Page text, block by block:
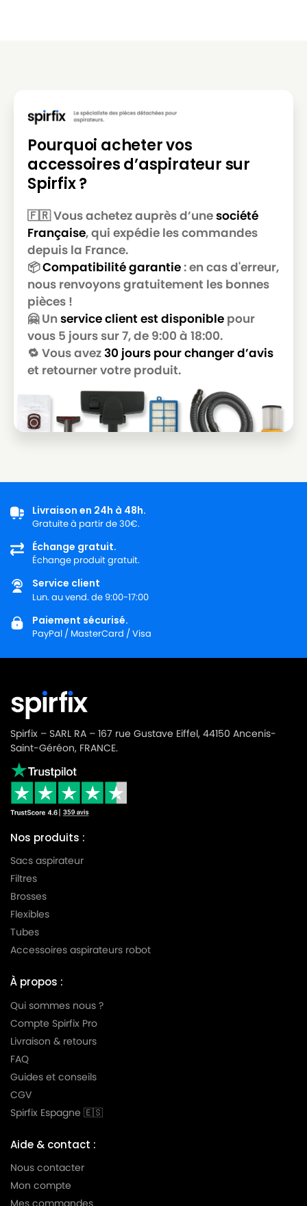
Pourquoi acheter vos
accessoires d’aspirateur sur
Spirfix ?
🇫🇷 Vous achetez auprès d’unesociété
Française, qui expédie les commandes
depuis la France.
📦Compatibilité garantie: en cas d'erreur,
nous renvoyons gratuitement les bonnes
pièces !
🤗 Un service client est disponible pour
vous 5 jours sur 7, de 9:00 à 18:00.
🔁 Vous avez30 jours pour changer d’avis
et retourner votre produit.
Livraison en 24h à 48h.
Gratuite à partir de 30€.
Échange gratuit.
Échange produit gratuit.
Service client
Lun. au vend. de 9:00-17:00
Paiement sécurisé.
PayPal / MasterCard / Visa
Spirfix – SARL RA – 167 rue Gustave Eiffel, 44150 Ancenis-
Saint-Géréon, FRANCE.
Nos produits :
Sacs aspirateur
Filtres
Brosses
Flexibles
Tubes
Accessoires aspirateurs robot
À propos :
Qui sommes nous ?
Compte Spirfix Pro
Livraison & retours
FAQ
Guides et conseils
CGV
Spirfix Espagne 🇪🇸
Aide & contact :
Nous contacter
Mon compte